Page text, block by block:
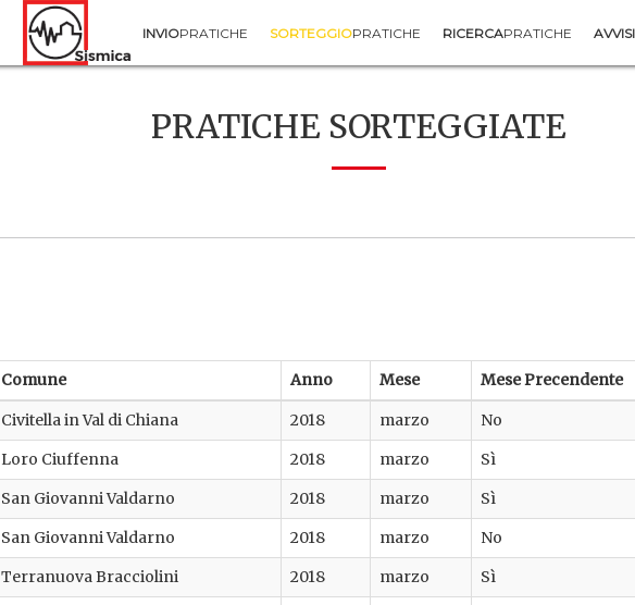
INVIOPRATICHE SORTEGGIOPRATICHE RICERCAPRATICHE
PRATICHE SORTEGGIATE
Comune Anno Mese Mese Precendente
Civitella in Val di Chiana 2018 marzo No
Loro Ciuffenna 2018 marzo Sì
San Giovanni Valdarno 2018 marzo Sì
San Giovanni Valdarno 2018 marzo No
Terranuova Bracciolini 2018 marzo Sì